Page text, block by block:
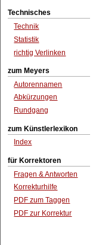
Technisches
Technik
Statistik
richtig Verlinken
zum Meyers
Autorennamen
Abkürzungen
Rundgang
zum Künstlerlexikon
Index
für Korrektoren
Fragen & Antworten
Korrekturhilfe
PDF zum Taggen
PDF zur Korrektur